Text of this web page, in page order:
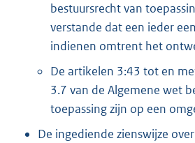
bestuursrecht van
verstande dat een ieder
indienen omtrent het
De artikelen 3:43 tot en
3.7 van de Algemene wet
toepassing zijn op een
De ingediende zienswijze